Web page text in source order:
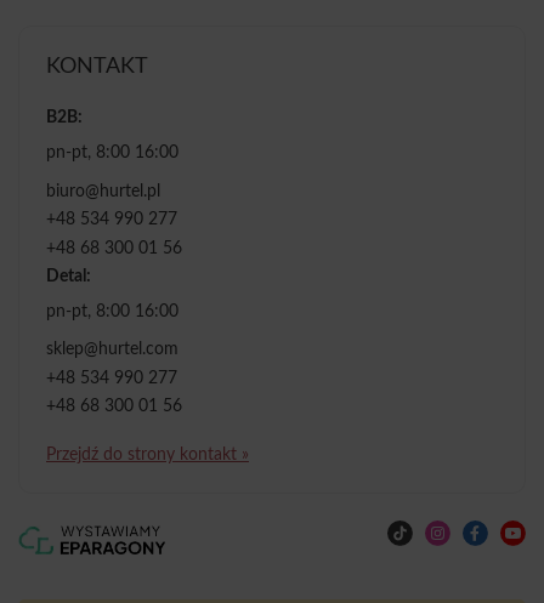
KONTAKT
B2B:
pn-pt, 8:00 16:00
biuro@hurtel.pl
+48 534 990 277
+48 68 300 01 56
Detal:
pn-pt, 8:00 16:00
sklep@hurtel.com
+48 534 990 277
+48 68 300 01 56
Przejdź do strony kontakt »